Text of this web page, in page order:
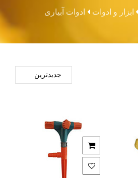
ابزار و ادوات ادوات آبیاری